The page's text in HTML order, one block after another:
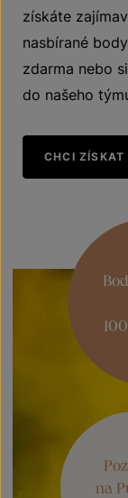
získáte
nasbírané
zdarma nebo
do našeho
CHCI ZÍSKAT
na